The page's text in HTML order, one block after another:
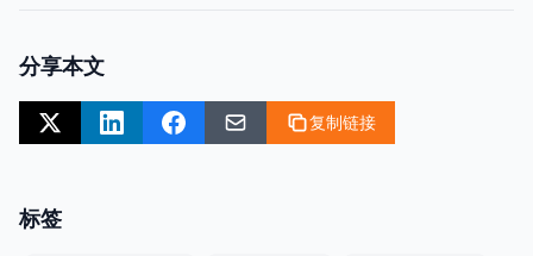
分享本文
复制链接
标签